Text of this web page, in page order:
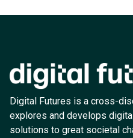
Digital Futures is a cross-
explores and develops
solutions to great societal